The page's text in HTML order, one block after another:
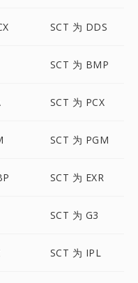
SCT 为 DDS
SCT 为 BMP
SCT 为 PCX
SCT 为 PGM
SCT 为 EXR
SCT 为 G3
SCT 为 IPL